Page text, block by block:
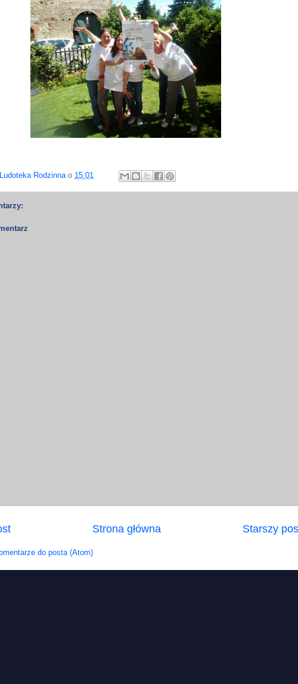
Rodzinna o 15:01
Starszy
Strona główna
do posta (Atom)